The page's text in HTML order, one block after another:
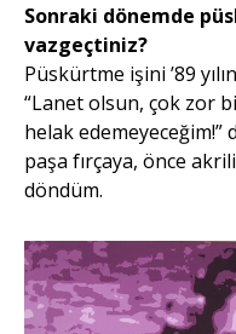
Sonraki dönemde
vazgeçtiniz?
Püskürtme işini ’89
“Lanet olsun, çok zor
helak edemeyeceğim!”
paşa fırçaya, önce
döndüm.